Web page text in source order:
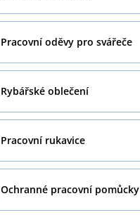
Pracovní oděvy pro svářeče
Rybářské oblečení
Pracovní rukavice
Ochranné pracovní pomůcky